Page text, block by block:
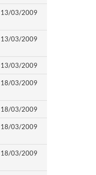
13/03/2009
13/03/2009
13/03/2009
18/03/2009
18/03/2009
18/03/2009
18/03/2009